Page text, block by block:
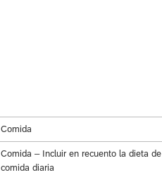
Comida
Comida – Incluir en recuento la dieta de
comida diaria